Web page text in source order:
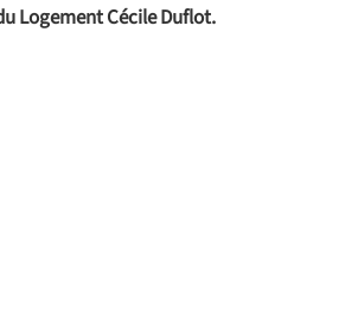
Logement Cécile Duflot.